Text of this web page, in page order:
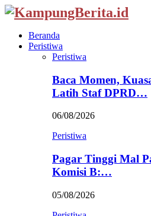
Beranda
Peristiwa
Peristiwa
Baca Momen,
Latih Staf DPRD…
06/08/2026
Peristiwa
Pagar Tinggi Mal
Komisi B:…
05/08/2026